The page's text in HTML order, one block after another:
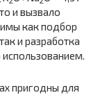
и вызвало
как подбор
и разработка
пригодны для